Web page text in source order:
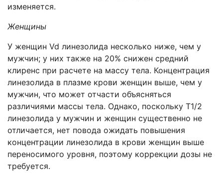
изменяется.
Женщины
У женщин Vd линезолида несколько ниже, чем у
мужчин; у них также на 20% снижен средний
клиренс при расчете на массу тела. Концентрация
линезолида в плазме крови женщин выше, чем у
мужчин, что может отчасти объясняться
различиями массы тела. Однако, поскольку T1/2
линезолида у мужчин и женщин существенно не
отличается, нет повода ожидать повышения
концентрации линезолида в крови женщин выше
переносимого уровня, поэтому коррекции дозы не
требуется.